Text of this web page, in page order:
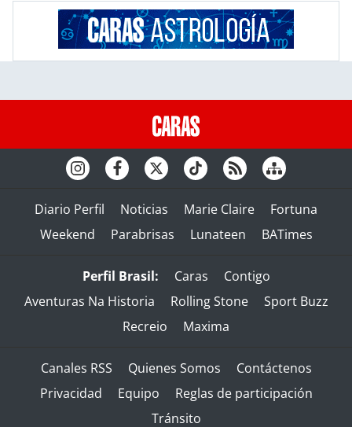
Diario Perfil Noticias Marie Claire
Fortuna
Weekend
Parabrisas Lunateen BATimes
Perfil Brasil: Caras
Contigo
Aventuras Na Historia
Rolling Stone
Sport Buzz
Recreio
Maxima
Canales RSS Quienes Somos
Contáctenos
Privacidad
Equipo
Reglas de participación
Tránsito